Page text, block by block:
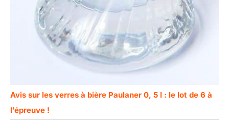
Avis sur les verres à bière Paulaner 0, 5 l : le lot de 6 à
l’épreuve !